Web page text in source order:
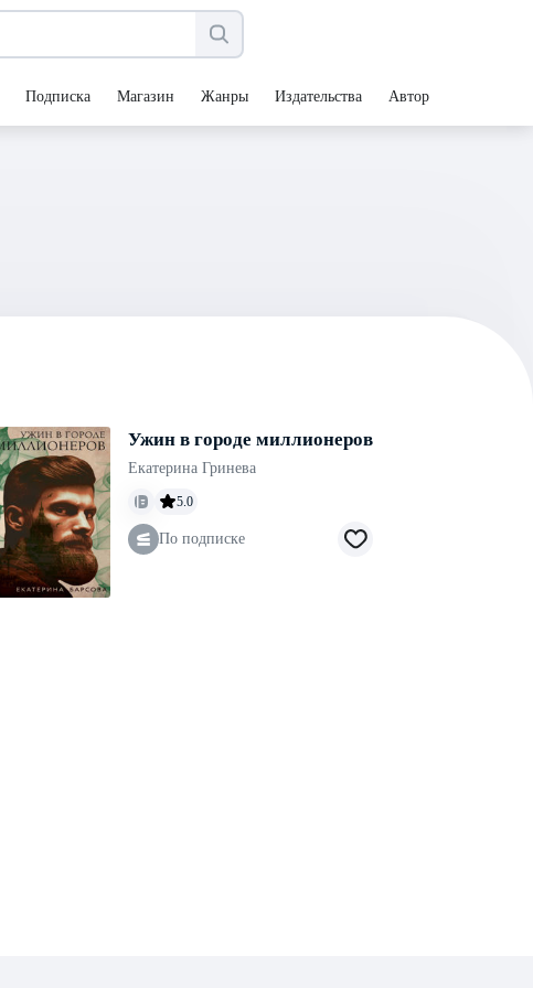
Подписка Магазин Жанры Издательства Авторы
Ужин в городе миллионеров
Екатерина Гринева
5.0
По подписке